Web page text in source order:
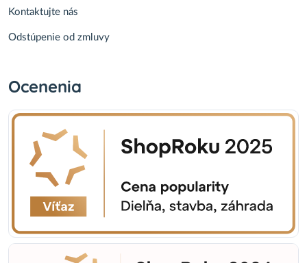
Kontaktujte nás
Odstúpenie od zmluvy
Ocenenia